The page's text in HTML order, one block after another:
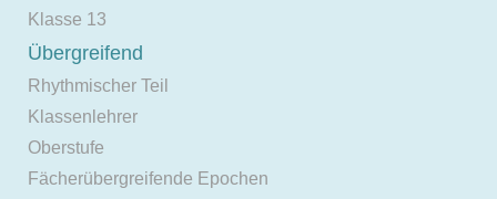
Klasse 13
Übergreifend
Rhythmischer Teil
Klassenlehrer
Oberstufe
Fächerübergreifende Epochen